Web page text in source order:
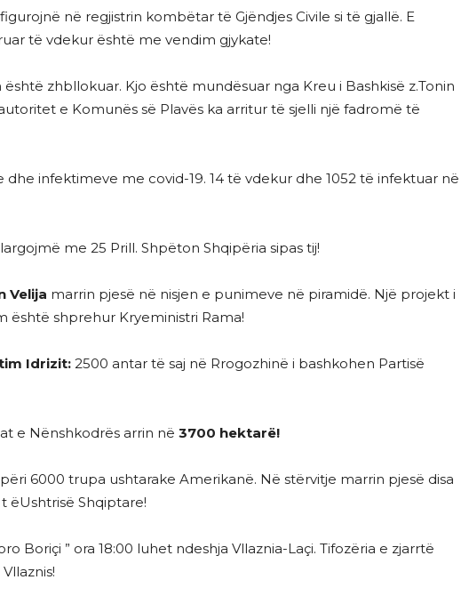
në regjistrin kombëtar të Gjëndjes Civile si të gjallë. E
të vdekur është me vendim gjykate!
është zhbllokuar. Kjo është mundësuar nga Kreu i Bashkisë z.Tonin
e Komunës së Plavës ka arritur të sjelli një fadromë të
dhe infektimeve me covid-19. 14 të vdekur dhe 1052 të infektuar në
me 25 Prill. Shpëton Shqipëria sipas tij!
Velija marrin pjesë në nisjen e punimeve në piramidë. Një projekt i
është shprehur Kryeministri Rama!
Idrizit: 2500 antar të saj në Rrogozhinë i bashkohen Partisë
e Nënshkodrës arrin në 3700 hektarë!
6000 trupa ushtarake Amerikanë. Në stërvitje marrin pjesë disa
ëUshtrisë Shqiptare!
Boriçi ” ora 18:00 luhet ndeshja Vllaznia-Laçi. Tifozëria e zjarrtë